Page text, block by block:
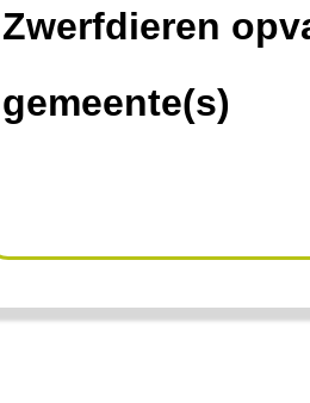
Zwerfdieren
gemeente(s)